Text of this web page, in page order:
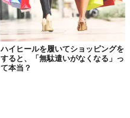
ハイヒールを履いてショッピングを
すると、「無駄遣いがなくなる」っ
て本当？